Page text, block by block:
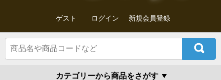
ゲスト ログイン 新規会員登録
カテゴリーから商品をさがす